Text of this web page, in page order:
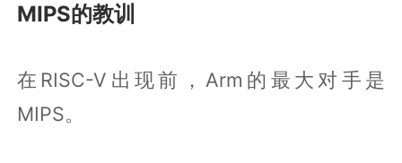
MIPS的教训
在RISC-V出现前，Arm的最大对手是
MIPS。